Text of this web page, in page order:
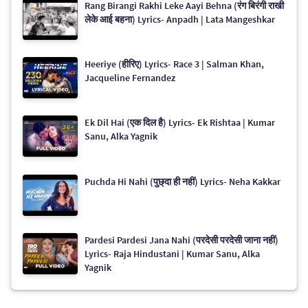
Rang Birangi Rakhi Leke Aayi Behna (रंग बिरंगी राखी
लेके आई बहना) Lyrics- Anpadh | Lata Mangeshkar
Heeriye (हीरिए) Lyrics- Race 3 | Salman Khan,
Jacqueline Fernandez
Ek Dil Hai (एक दिल है) Lyrics- Ek Rishtaa | Kumar
Sanu, Alka Yagnik
Puchda Hi Nahi (पुछ्दा ही नहीं) Lyrics- Neha Kakkar
Pardesi Pardesi Jana Nahi (परदेसी परदेसी जाना नहीं)
Lyrics- Raja Hindustani | Kumar Sanu, Alka
Yagnik